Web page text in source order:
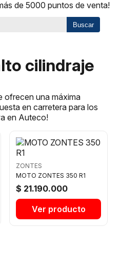
Buscar
cilindraje
ofrecen una máxima
en carretera para los
en Auteco!
ZONTES
MOTO ZONTES 350 R1
$ 21.190.000
Ver producto